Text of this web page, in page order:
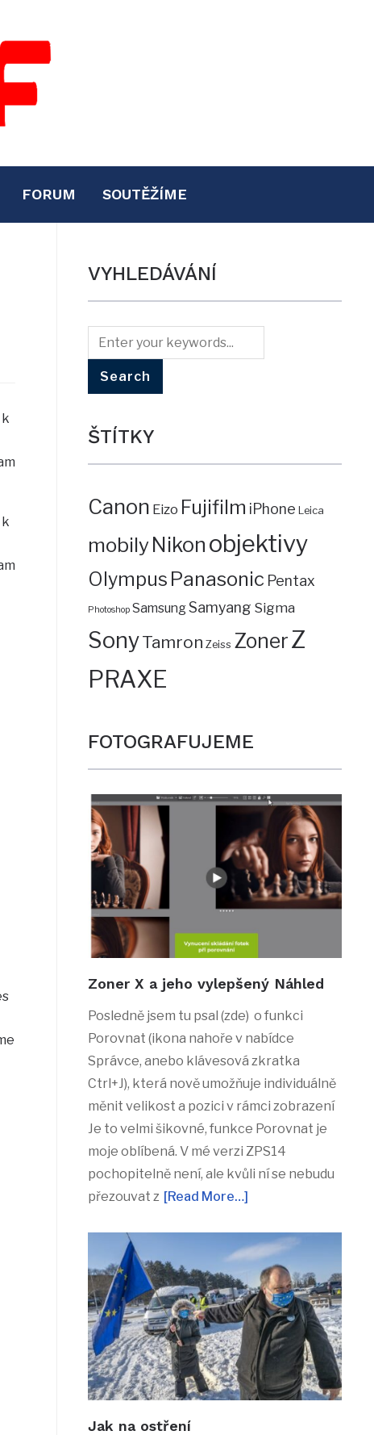
FORUM SOUTĚŽÍME
VYHLEDÁVÁNÍ
ŠTÍTKY
Canon Eizo Fujifilm iPhone Leica
mobilyNikon objektivy
Olympus Panasonic Pentax
Photoshop SamsungSamyang Sigma
SonyTamron Zeiss ZonerZ
PRAXE
FOTOGRAFUJEME
Zoner X a jeho vylepšený Náhled
Posledně jsem tu psal (zde) o funkci
Porovnat (ikona nahoře v nabídce
Správce, anebo klávesová zkratka
Ctrl+J), která nově umožňuje individuálně
měnit velikost a pozici v rámci zobrazení
Je to velmi šikovné, funkce Porovnat je
moje oblíbená. V mé verzi ZPS14
pochopitelně není, ale kvůli ní se nebudu
přezouvat z [Read More…]
Jak na ostření